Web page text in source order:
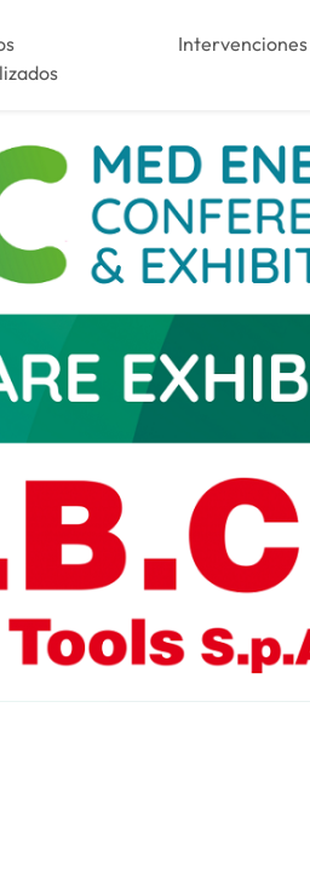
Intervenciones